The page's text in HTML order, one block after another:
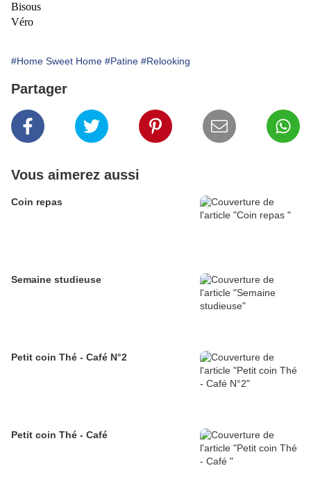
Bisous
Véro
#Home Sweet Home #Patine #Relooking
Partager
Vous aimerez aussi
Coin repas
Semaine studieuse
Petit coin Thé - Café N°2
Petit coin Thé - Café